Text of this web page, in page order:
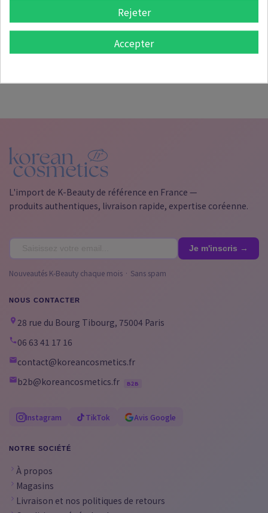
Recherchez à nouveau ce que vous recherchez

L'import de K-Beauty de référence en France —
produits authentiques, livraison rapide, expertise coréenne.
Nouveautés K-Beauty chaque mois · Sans spam
NOUS CONTACTER
28 rue du Bourg Tibourg, 75004 Paris
06 63 41 17 16
contact@koreancosmetics.fr
b2b@koreancosmetics.fr
B2B
Instagram TikTok Avis Google
NOTRE SOCIÉTÉ
À propos
Magasins
Livraison et nos politiques de retours
Rejeter
Accepter